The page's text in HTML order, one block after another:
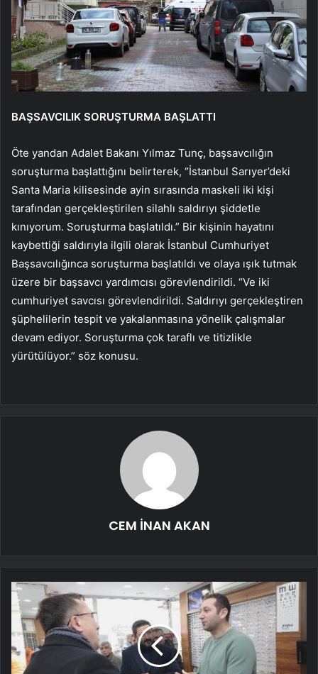
BAŞSAVCILIK SORUŞTURMA BAŞLATTI
Öte yandan Adalet Bakanı Yılmaz Tunç, başsavcılığın
soruşturma başlattığını belirterek, “İstanbul Sarıyer’deki
Santa Maria kilisesinde ayin sırasında maskeli iki kişi
tarafından gerçekleştirilen silahlı saldırıyı şiddetle
kınıyorum. Soruşturma başlatıldı.” Bir kişinin hayatını
kaybettiği saldırıyla ilgili olarak İstanbul Cumhuriyet
Başsavcılığınca soruşturma başlatıldı ve olaya ışık tutmak
üzere bir başsavcı yardımcısı görevlendirildi. “Ve iki
cumhuriyet savcısı görevlendirildi. Saldırıyı gerçekleştiren
şüphelilerin tespit ve yakalanmasına yönelik çalışmalar
devam ediyor. Soruşturma çok taraflı ve titizlikle
yürütülüyor.” söz konusu.
CEM İNAN AKAN